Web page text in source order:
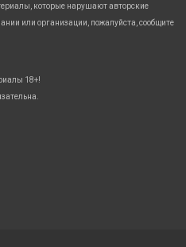
которые нарушают авторские
или организации, пожалуйста, сообщите
18+!